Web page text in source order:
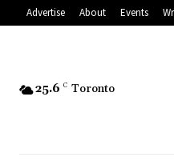
Advertise About Events
25.6 C Toronto